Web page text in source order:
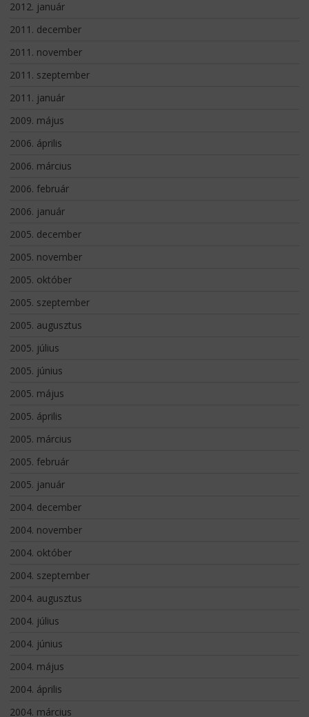
2012. január
2011. december
2011. november
2011. szeptember
2011. január
2009. május
2006. április
2006. március
2006. február
2006. január
2005. december
2005. november
2005. október
2005. szeptember
2005. augusztus
2005. július
2005. június
2005. május
2005. április
2005. március
2005. február
2005. január
2004. december
2004. november
2004. október
2004. szeptember
2004. augusztus
2004. július
2004. június
2004. május
2004. április
2004. március